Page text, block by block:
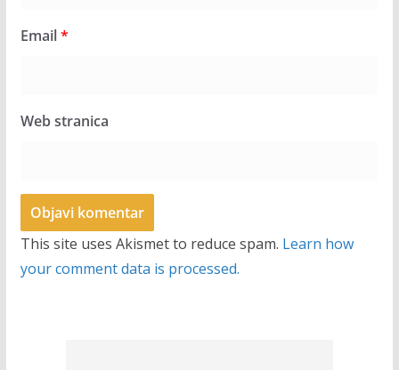
Email*
Web stranica
This site uses Akismet to reduce spam. Learn how
your comment data is processed.